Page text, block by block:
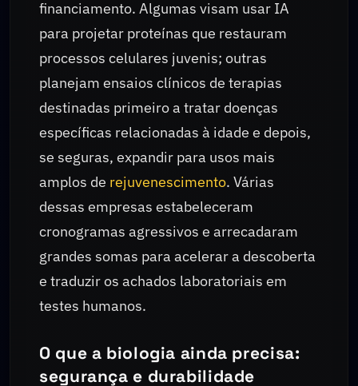
financiamento. Algumas visam usar IA
para projetar proteínas que restauram
processos celulares juvenis; outras
planejam ensaios clínicos de terapias
destinadas primeiro a tratar doenças
específicas relacionadas à idade e depois,
se seguras, expandir para usos mais
amplos de rejuvenescimento. Várias
dessas empresas estabeleceram
cronogramas agressivos e arrecadaram
grandes somas para acelerar a descoberta
e traduzir os achados laboratoriais em
testes humanos.
O que a biologia ainda precisa:
segurança e durabilidade